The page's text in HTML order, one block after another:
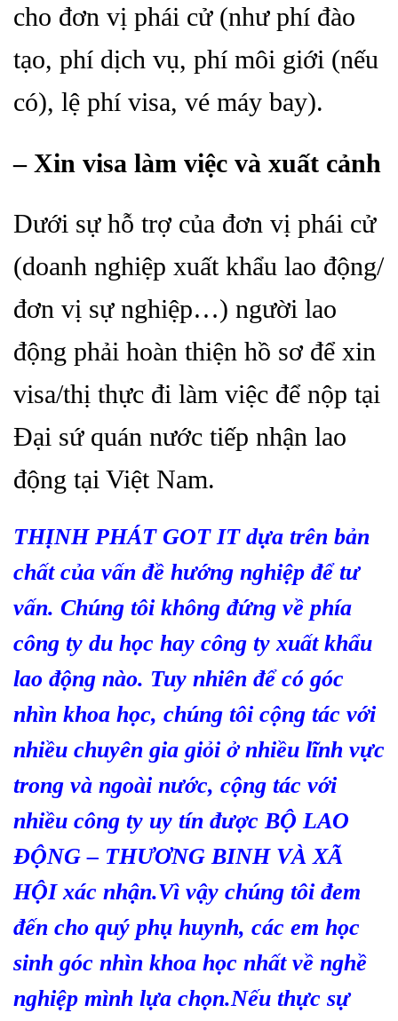
cho đơn vị phái cử (như phí đào
tạo, phí dịch vụ, phí môi giới (nếu
có), lệ phí visa, vé máy bay).
– Xin visa làm việc và xuất cảnh
Dưới sự hỗ trợ của đơn vị phái cử
(doanh nghiệp xuất khẩu lao động/
đơn vị sự nghiệp…) người lao
động phải hoàn thiện hồ sơ để xin
visa/thị thực đi làm việc để nộp tại
Đại sứ quán nước tiếp nhận lao
động tại Việt Nam.
THỊNH PHÁT GOT IT dựa trên bản
chất của vấn đề hướng nghiệp để tư
vấn. Chúng tôi không đứng về phía
công ty du học hay công ty xuất khẩu
lao động nào. Tuy nhiên để có góc
nhìn khoa học, chúng tôi cộng tác với
nhiều chuyên gia giỏi ở nhiều lĩnh vực
trong và ngoài nước, cộng tác với
nhiều công ty uy tín được BỘ LAO
ĐỘNG – THƯƠNG BINH VÀ XÃ
HỘI xác nhận.Vì vậy chúng tôi đem
đến cho quý phụ huynh, các em học
sinh góc nhìn khoa học nhất về nghề
nghiệp mình lựa chọn.Nếu thực sự